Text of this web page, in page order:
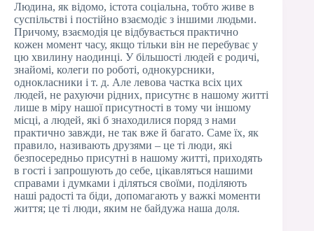
Людина, як відомо, істота соціальна, тобто живе в
суспільстві і постійно взаємодіє з іншими людьми.
Причому, взаємодія це відбувається практично
кожен момент часу, якщо тільки він не перебуває у
цю хвилину наодинці. У більшості людей є родичі,
знайомі, колеги по роботі, однокурсники,
однокласники і т. д. Але левова частка всіх цих
людей, не рахуючи рідних, присутнє в нашому житті
лише в міру нашої присутності в тому чи іншому
місці, а людей, які б знаходилися поряд з нами
практично завжди, не так вже й багато. Саме їх, як
правило, називають друзями – це ті люди, які
безпосередньо присутні в нашому житті, приходять
в гості і запрошують до себе, цікавляться нашими
справами і думками і діляться своїми, поділяють
наші радості та біди, допомагають у важкі моменти
життя; це ті люди, яким не байдужа наша доля.